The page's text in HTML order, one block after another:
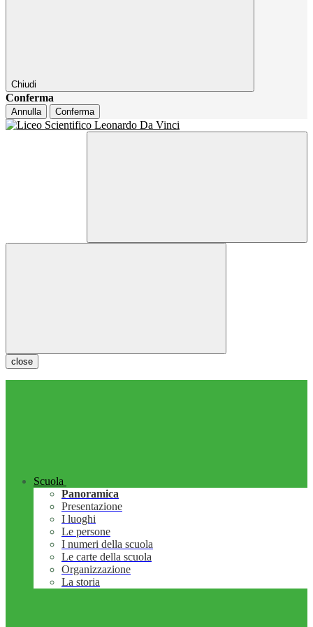
Chiudi
Conferma
Annulla Conferma
close
Scuola
Panoramica
Presentazione
I luoghi
Le persone
I numeri della scuola
Le carte della scuola
Organizzazione
La storia